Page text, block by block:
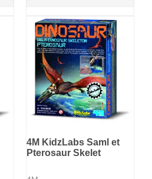
4M KidzLabs Saml et
Pterosaur Skelet